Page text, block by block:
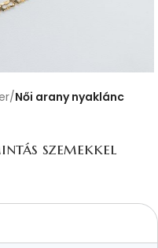
Női arany nyaklánc
szemekkel